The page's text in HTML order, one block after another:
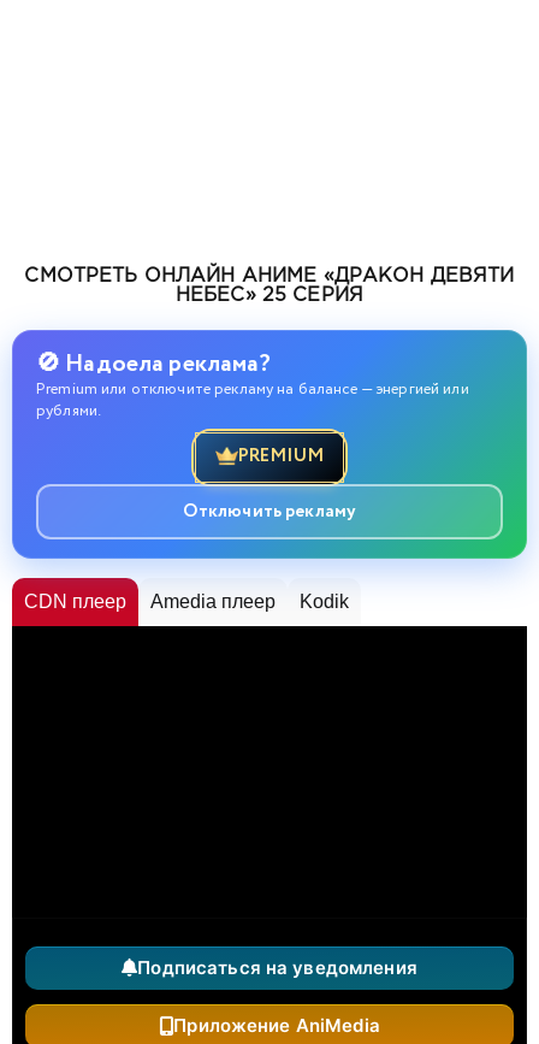
СМОТРЕТЬ ОНЛАЙН АНИМЕ «ДРАКОН ДЕВЯТИ
НЕБЕС» 25 СЕРИЯ
🚫 Надоела реклама?
Premium или отключите рекламу на балансе — энергией или
рублями.
PREMIUM
Отключить рекламу
CDN плеер Amedia плеер Kodik
Подписаться на уведомления
Приложение AniMedia